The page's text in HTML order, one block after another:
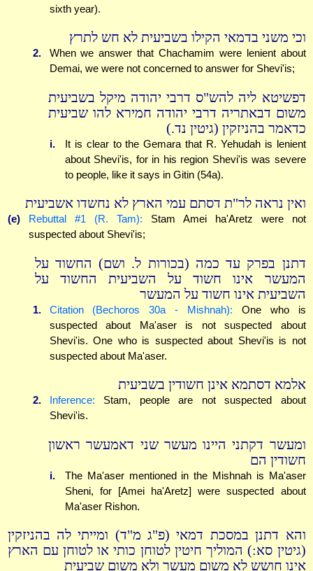
sixth year).
וכי משני בדמאי הקילו בשביעית לא חש לתרץ
2.
When we answer that Chachamim were lenient about
Demai, we were not concerned to answer for Shevi'is;
דפשיטא ליה להש"ס דרבי יהודה מיקל בשביעית
משום דבאתריה דרבי יהודה חמירא להו שביעית
כדאמר בהניזקין (גיטין נד.)
i.
It is clear to the Gemara that R. Yehudah is lenient
about Shevi'is, for in his region Shevi'is was severe
to people, like it says in Gitin (54a).
ואין נראה לר"ת דסתם עמי הארץ לא נחשדו אשביעית
(e) Rebuttal #1 (R. Tam): Stam Amei ha'Aretz were not
suspected about Shevi'is;
דתנן בפרק עד כמה (בכורות ל. ושם) החשוד על
המעשר אינו חשוד על השביעית החשוד על
השביעית אינו חשוד על המעשר
1. Citation (Bechoros 30a - Mishnah): One who is
suspected about Ma'aser is not suspected about
Shevi'is. One who is suspected about Shevi'is is not
suspected about Ma'aser.
אלמא דסתמא אינן חשודין בשביעית
2. Inference: Stam, people are not suspected about
Shevi'is.
ומעשר דקתני היינו מעשר שני דאמעשר ראשון
חשודין הם
i.
The Ma'aser mentioned in the Mishnah is Ma'aser
Sheni, for [Amei ha'Aretz] were suspected about
Ma'aser Rishon.
והא דתנן במסכת דמאי (פ"ג מ"ד) ומייתי לה בהניזקין
(גיטין סא:) המוליך חיטין לטוחן כותי או לטוחן עם הארץ
אינו חושש לא משום מעשר ולא משום שביעית